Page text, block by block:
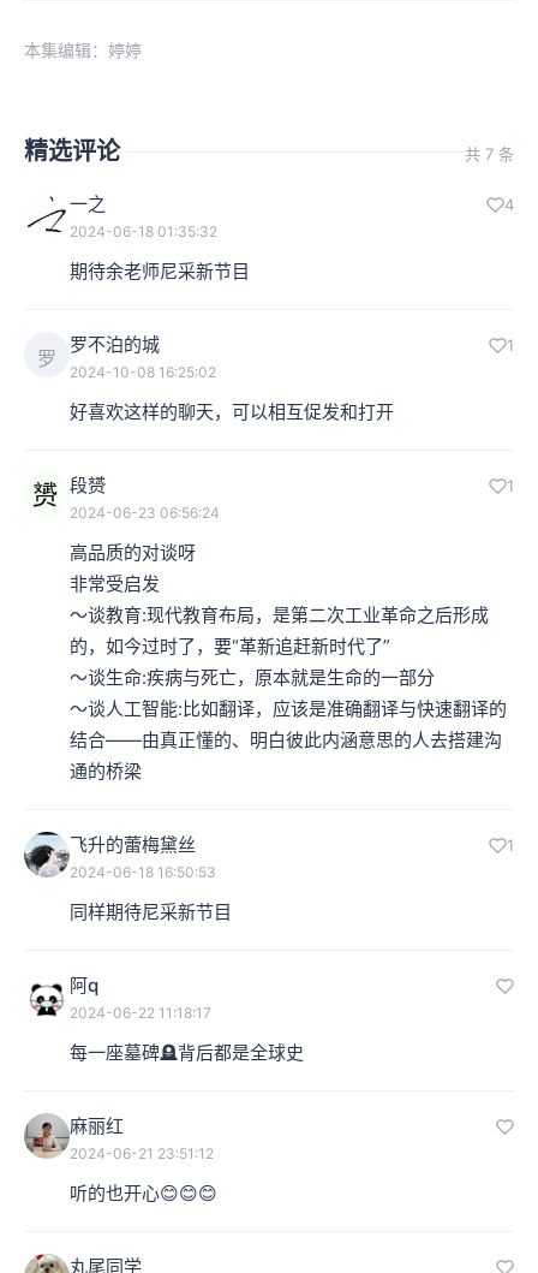
本集编辑：婷婷
精选评论 共 7 条
一之 4
2024-06-18 01:35:32
期待余老师尼采新节目
罗
罗不泊的城 1
2024-10-08 16:25:02
好喜欢这样的聊天，可以相互促发和打开
段赟 1
2024-06-23 06:56:24
高品质的对谈呀
非常受启发
～谈教育:现代教育布局，是第二次工业革命之后形成
的，如今过时了，要“革新追赶新时代了”
～谈生命:疾病与死亡，原本就是生命的一部分
～谈人工智能:比如翻译，应该是准确翻译与快速翻译的
结合——由真正懂的、明白彼此内涵意思的人去搭建沟
通的桥梁
飞升的蕾梅黛丝 1
2024-06-18 16:50:53
同样期待尼采新节目
阿q
2024-06-22 11:18:17
每一座墓碑🪦背后都是全球史
麻丽红
2024-06-21 23:51:12
听的也开心😊😊😊
丸尾同学